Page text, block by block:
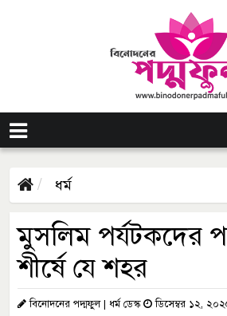
ধর্ম
মুসলিম পর্যটকদের
শীর্ষে যে শহর
বিনোদনের পদ্মফুল | ধর্ম ডেস্ক ডিসেম্বর ১২,